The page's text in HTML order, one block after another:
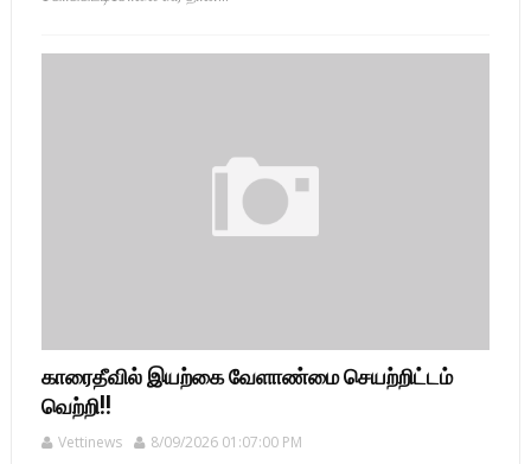
காரைதீவில் இயற்கை வேளாண்மை செயற்றிட்டம்
வெற்றி!!
Vettinews 8/09/2026 01:07:00 PM